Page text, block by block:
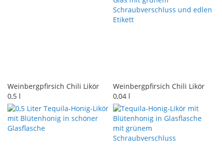
Weinbergpfirsich Chili Likör
0,5 l
Weinbergpfirsich Chili Likör
0,04 l